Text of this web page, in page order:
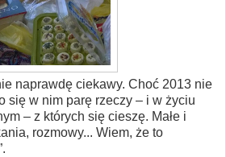
naprawdę ciekawy. Choć 2013 nie
się w nim parę rzeczy – i w życiu
– z których się cieszę. Małe i
rozmowy... Wiem, że to